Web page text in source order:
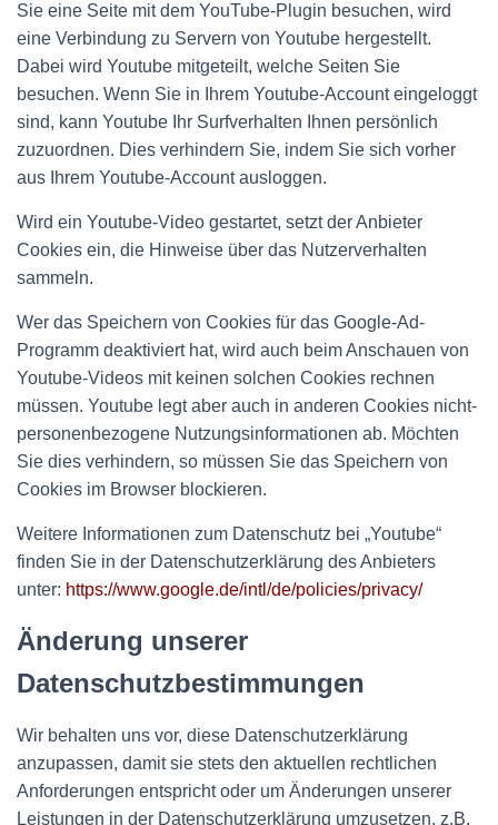
Sie eine Seite mit dem YouTube-Plugin besuchen, wird
eine Verbindung zu Servern von Youtube hergestellt.
Dabei wird Youtube mitgeteilt, welche Seiten Sie
besuchen. Wenn Sie in Ihrem Youtube-Account eingeloggt
sind, kann Youtube Ihr Surfverhalten Ihnen persönlich
zuzuordnen. Dies verhindern Sie, indem Sie sich vorher
aus Ihrem Youtube-Account ausloggen.
Wird ein Youtube-Video gestartet, setzt der Anbieter
Cookies ein, die Hinweise über das Nutzerverhalten
sammeln.
Wer das Speichern von Cookies für das Google-Ad-
Programm deaktiviert hat, wird auch beim Anschauen von
Youtube-Videos mit keinen solchen Cookies rechnen
müssen. Youtube legt aber auch in anderen Cookies nicht-
personenbezogene Nutzungsinformationen ab. Möchten
Sie dies verhindern, so müssen Sie das Speichern von
Cookies im Browser blockieren.
Weitere Informationen zum Datenschutz bei „Youtube“
finden Sie in der Datenschutzerklärung des Anbieters
unter: https://www.google.de/intl/de/policies/privacy/
Änderung unserer
Datenschutzbestimmungen
Wir behalten uns vor, diese Datenschutzerklärung
anzupassen, damit sie stets den aktuellen rechtlichen
Anforderungen entspricht oder um Änderungen unserer
Leistungen in der Datenschutzerklärung umzusetzen, z.B.